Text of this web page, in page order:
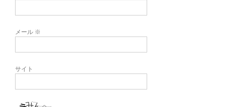
メール ※
サイト